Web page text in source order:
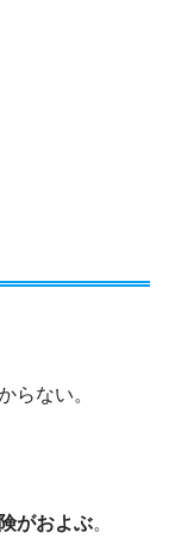
らない。
がおよぶ。